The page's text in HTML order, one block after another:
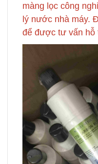
màng lọc công
lý nước nhà máy.
để được tư vấn hỗ